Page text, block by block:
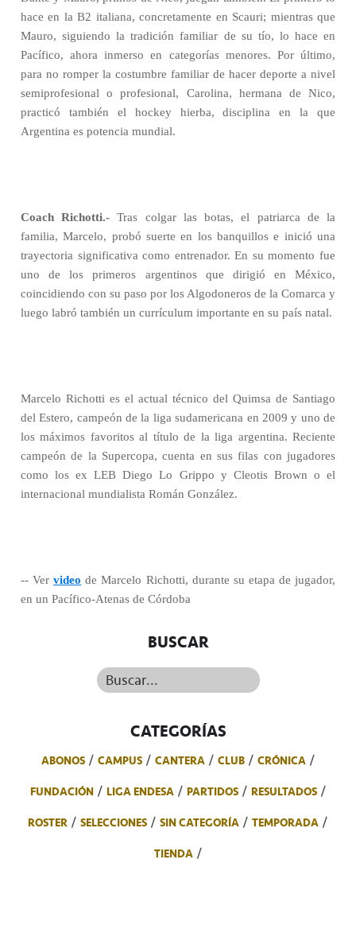
hace en la B2 italiana, concretamente en Scauri; mientras que
Mauro, siguiendo la tradición familiar de su tío, lo hace en
Pacífico, ahora inmerso en categorías menores. Por último,
para no romper la costumbre familiar de hacer deporte a nivel
semiprofesional o profesional, Carolina, hermana de Nico,
practicó también el hockey hierba, disciplina en la que
Argentina es potencia mundial.
Coach Richotti.- Tras colgar las botas, el patriarca de la
familia, Marcelo, probó suerte en los banquillos e inició una
trayectoria significativa como entrenador. En su momento fue
uno de los primeros argentinos que dirigió en México,
coincidiendo con su paso por los Algodoneros de la Comarca y
luego labró también un currículum importante en su país natal.
Marcelo Richotti es el actual técnico del Quimsa de Santiago
del Estero, campeón de la liga sudamericana en 2009 y uno de
los máximos favoritos al título de la liga argentina. Reciente
campeón de la Supercopa, cuenta en sus filas con jugadores
como los ex LEB Diego Lo Grippo y Cleotis Brown o el
internacional mundialista Román González.
-- Vervideo de Marcelo Richotti, durante su etapa de jugador,
en un Pacífico-Atenas de Córdoba
BUSCAR
Buscar...
CATEGORÍAS
ABONOS CAMPUS CANTERA CLUB
CRÓNICA
FUNDACIÓN
LIGA ENDESA PARTIDOS
RESULTADOS
ROSTER
SELECCIONES SIN CATEGORÍA
TEMPORADA
TIENDA